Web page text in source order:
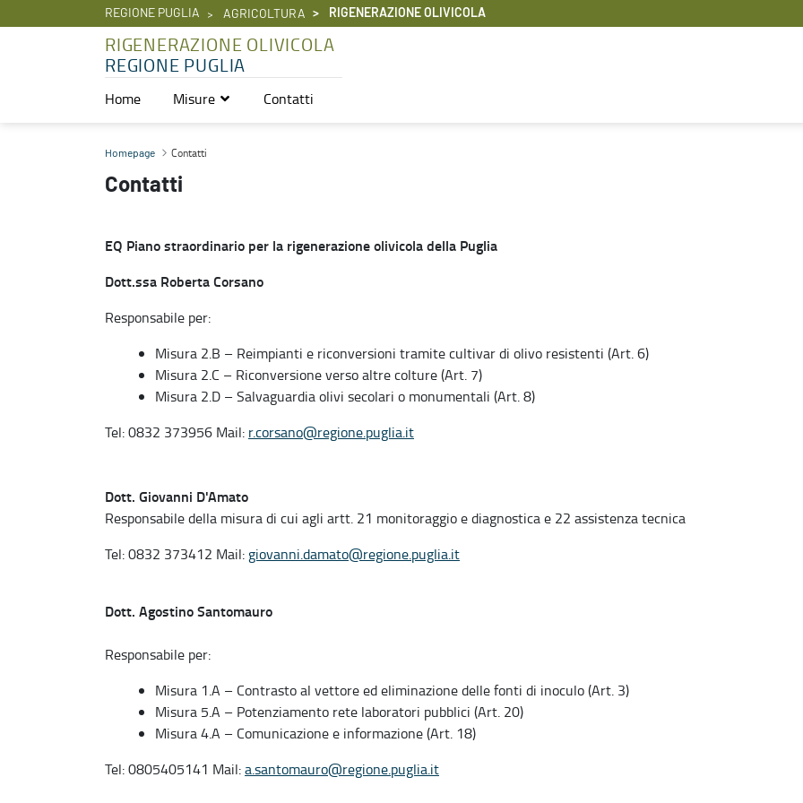
REGIONE PUGLIA AGRICOLTURA RIGENERAZIONE OLIVICOLA
RIGENERAZIONE OLIVICOLA
REGIONE PUGLIA
Home Misure Contatti
Contatti - Rigenerazione olivicola
Homepage Contatti
Contatti
EQ Piano straordinario per la rigenerazione olivicola della Puglia
Dott.ssa Roberta Corsano
Responsabile per:
Misura 2.B – Reimpianti e riconversioni tramite cultivar di olivo resistenti (Art. 6)
Misura 2.C – Riconversione verso altre colture (Art. 7)
Misura 2.D – Salvaguardia olivi secolari o monumentali (Art. 8)
Tel: 0832 373956 Mail: r.corsano@regione.puglia.it
Dott. Giovanni D'Amato
Responsabile della misura di cui agli artt. 21 monitoraggio e diagnostica e 22 assistenza tecnica
Tel: 0832 373412 Mail: giovanni.damato@regione.puglia.it
Dott. Agostino Santomauro
Responsabile per:
Misura 1.A – Contrasto al vettore ed eliminazione delle fonti di inoculo (Art. 3)
Misura 5.A – Potenziamento rete laboratori pubblici (Art. 20)
Misura 4.A – Comunicazione e informazione (Art. 18)
Tel: 0805405141 Mail:a.santomauro@regione.puglia.it